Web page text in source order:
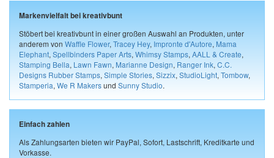
Markenvielfalt bei kreativbunt
Stöbert bei kreativbunt in einer großen Auswahl an Produkten, unter
anderem von Waffle Flower, Tracey Hey, Impronte d'Autore, Mama
Elephant, Spellbinders Paper Arts, Whimsy Stamps, AALL & Create,
Stamping Bella, Lawn Fawn, Marianne Design, Ranger Ink, C.C.
Designs Rubber Stamps, Simple Stories, Sizzix, StudioLight, Tombow,
Stamperia, We R Makersund Sunny Studio.
Einfach zahlen
Als Zahlungsarten bieten wir PayPal, Sofort, Lastschrift, Kreditkarte und
Vorkasse.